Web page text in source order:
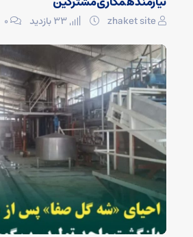
zhaket site ۰